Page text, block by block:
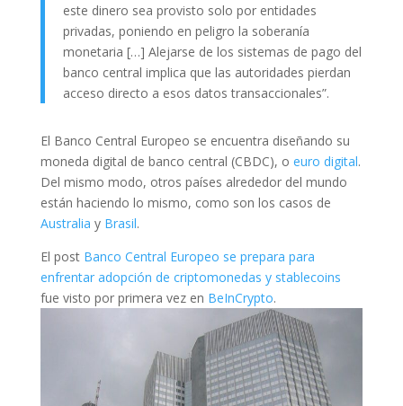
este dinero sea provisto solo por entidades
privadas, poniendo en peligro la soberanía
monetaria […] Alejarse de los sistemas de pago del
banco central implica que las autoridades pierdan
acceso directo a esos datos transaccionales”.
El Banco Central Europeo se encuentra diseñando su
moneda digital de banco central (CBDC), o euro digital.
Del mismo modo, otros países alrededor del mundo
están haciendo lo mismo, como son los casos de
Australia y Brasil.
El post Banco Central Europeo se prepara para
enfrentar adopción de criptomonedas y stablecoins
fue visto por primera vez en BeInCrypto.